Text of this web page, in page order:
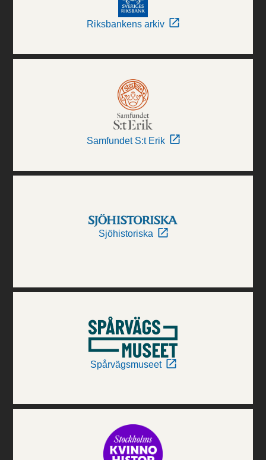
Riksbankens arkiv
Samfundet S:t Erik
Sjöhistoriska
Spårvägsmuseet